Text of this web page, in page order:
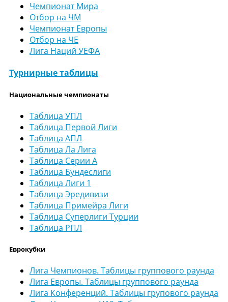
Чемпионат Мира
Отбор на ЧМ
Чемпионат Европы
Отбор на ЧЕ
Лига Наций УЕФА
Турнирные таблицы
Национальные чемпионаты
Таблица УПЛ
Таблица Первой Лиги
Таблица АПЛ
Таблица Ла Лига
Таблица Серии А
Таблица Бундеслиги
Таблица Лиги 1
Таблица Эредивизи
Таблица Примейра Лиги
Таблица Суперлиги Турции
Таблица РПЛ
Еврокубки
Лига Чемпионов. Таблицы группового раунда
Лига Европы. Таблицы группового раунда
Лига Конференций. Таблицы групового раунда